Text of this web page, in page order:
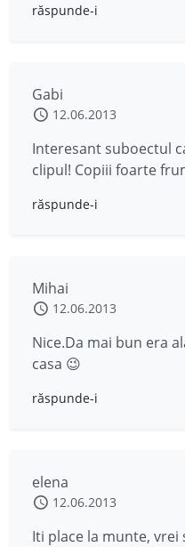
răspunde-i
Gabi
12.06.2013
Interesant suboectul
clipul! Copiii foarte
răspunde-i
Mihai
12.06.2013
Nice.Da mai bun era
casa 😉
răspunde-i
elena
12.06.2013
Iti place la munte, vrei